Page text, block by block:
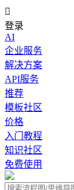

登录
AI
企业服务
解决方案
API服务
推荐
模板社区
价格
入门教程
知识社区
免费使用